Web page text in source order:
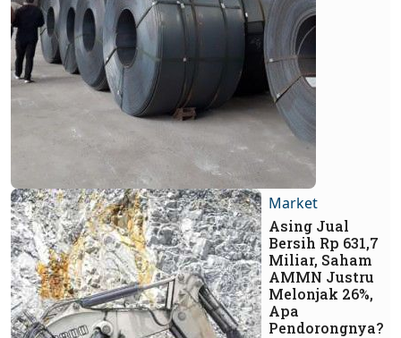
Market
Asing Jual
Bersih Rp 631,7
Miliar, Saham
AMMN Justru
Melonjak 26%,
Apa
Pendorongnya?